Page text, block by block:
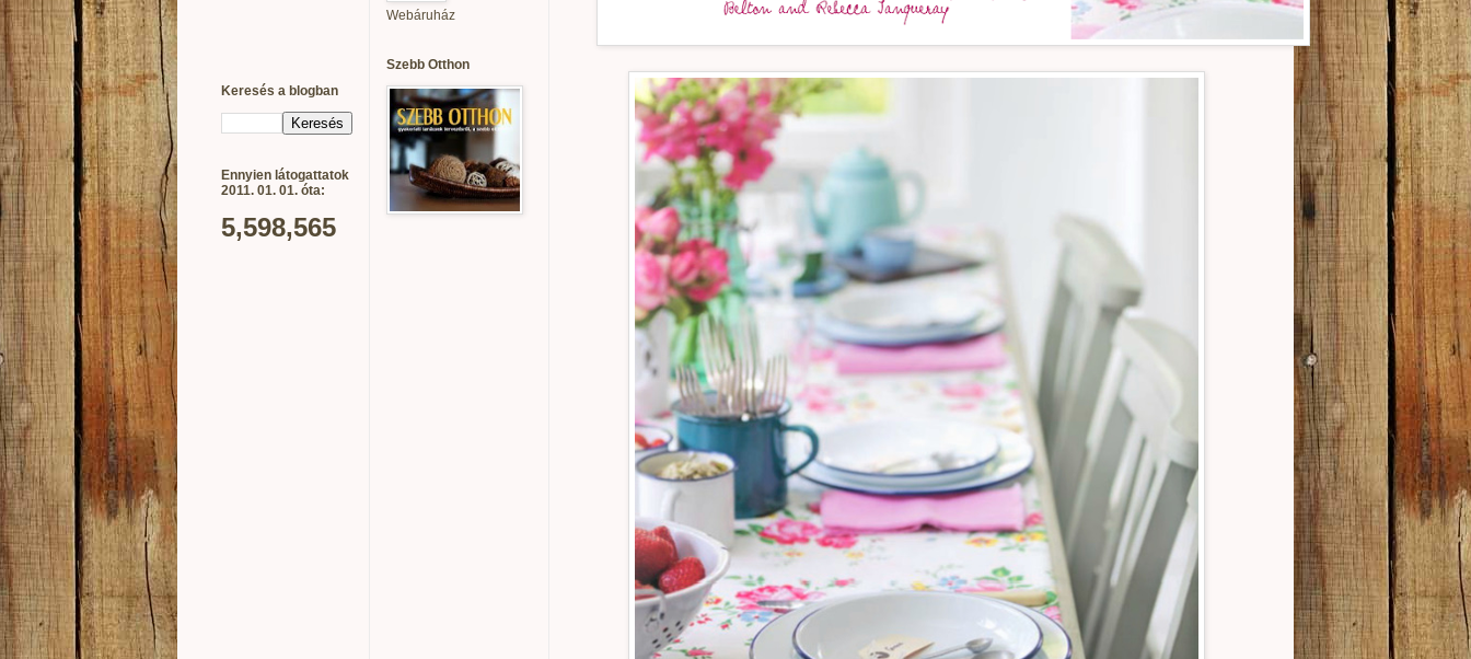
Keresés a blogban
Ennyien látogattatok
2011. 01. 01. óta:
5,598,565
Webáruház
Szebb Otthon